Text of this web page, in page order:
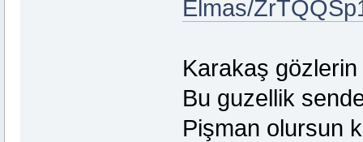
Elmas/
Karakaş
Bu guzellik
Pişman olursun